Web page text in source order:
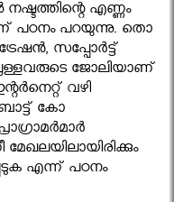
എണ്ണം
പഠനം പറയുന്നു. തൊ
സപ്പോര്‍ട്ട്
ജോലിയാണ്
വഴി
കോ
എന്ന് പഠനം